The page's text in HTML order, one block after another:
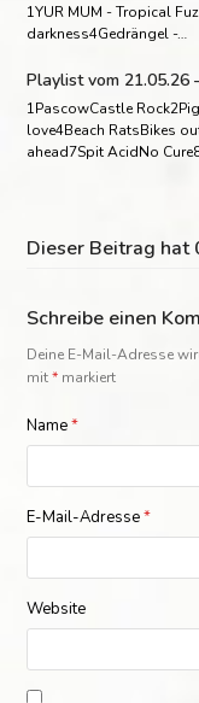
1YUR MUM - Tropical
darkness4Gedrängel -…
Playlist vom 21.05.26
1PascowCastle
love4Beach RatsBikes
ahead7Spit AcidNo
Dieser Beitrag hat
Schreibe einen
Deine E-Mail-Adresse
mit* markiert
Name*
E-Mail-Adresse*
Website